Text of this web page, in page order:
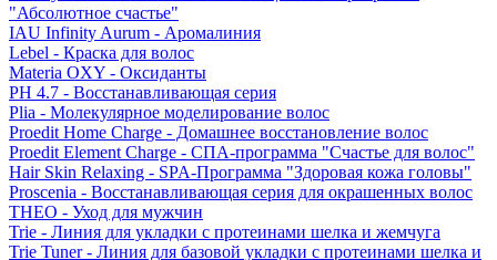
"Абсолютное счастье"
IAU Infinity Aurum - Аромалиния
Lebel - Краска для волос
Materia OXY - Оксиданты
PH 4.7 - Восстанавливающая серия
Plia - Молекулярное моделирование волос
Proedit Home Charge - Домашнее восстановление волос
Proedit Element Charge - СПА-программа "Счастье для волос"
Hair Skin Relaxing - SPA-Программа "Здоровая кожа головы"
Proscenia - Восстанавливающая серия для окрашенных волос
THEO - Уход для мужчин
Trie - Линия для укладки с протеинами шелка и жемчуга
Trie Tuner - Линия для базовой укладки с протеинами шелка и